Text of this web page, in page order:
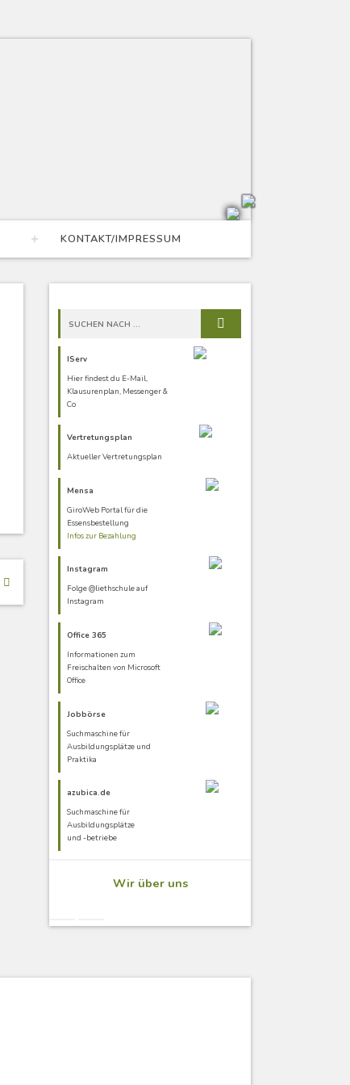
KONTAKT/IMPRESSUM
IServ
Hier findest du E-Mail,
Klausurenplan, Messenger &
Co
Vertretungsplan
Aktueller Vertretungsplan
Mensa
GiroWeb Portal für die
Essensbestellung
Infos zur Bezahlung
Instagram
Folge @liethschule auf
Instagram
Office 365
Informationen zum
Freischalten von Microsoft
Office
Jobbörse
Suchmaschine für
Ausbildungsplätze und
Praktika
azubica.de
Suchmaschine für
Ausbildungsplätze
und -betriebe
Wir über uns